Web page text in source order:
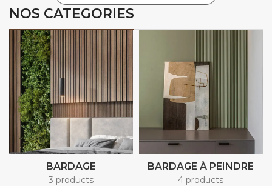
NOS CATEGORIES
BARDAGE
3 products
BARDAGE À PEINDRE
4 products